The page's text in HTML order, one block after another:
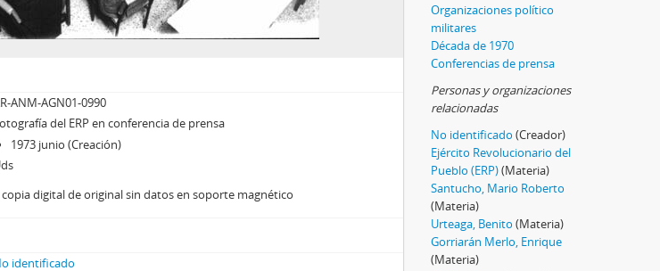
ANM-AGN01-0990
del ERP en conferencia de prensa
1973 junio (Creación)
copia digital de original sin datos en soporte magnético
identificado
Organizaciones político
militares
Década de 1970
Conferencias de prensa
Personas y organizaciones
relacionadas
No identificado (Creador)
Ejército Revolucionario del
Pueblo (ERP)(Materia)
Santucho, Mario Roberto
(Materia)
Urteaga, Benito (Materia)
Gorriarán Merlo, Enrique
(Materia)